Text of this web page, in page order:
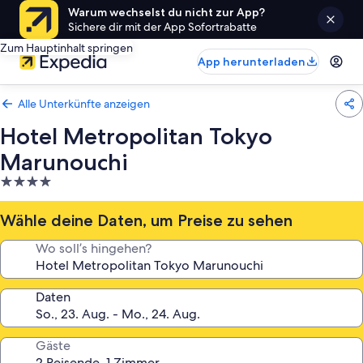
Warum wechselst du nicht zur App?
Sichere dir mit der App Sofortrabatte
Zum Hauptinhalt springen
App herunterladen
Alle Unterkünfte anzeigen
Hotel Metropolitan Tokyo
Marunouchi
4.0-
Sterne-
Unterkunft
Wähle deine Daten, um Preise zu sehen
Wo soll’s hingehen?
Daten
Gäste